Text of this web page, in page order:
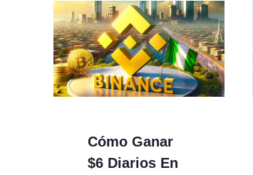
Cómo Ganar
$6 Diarios En